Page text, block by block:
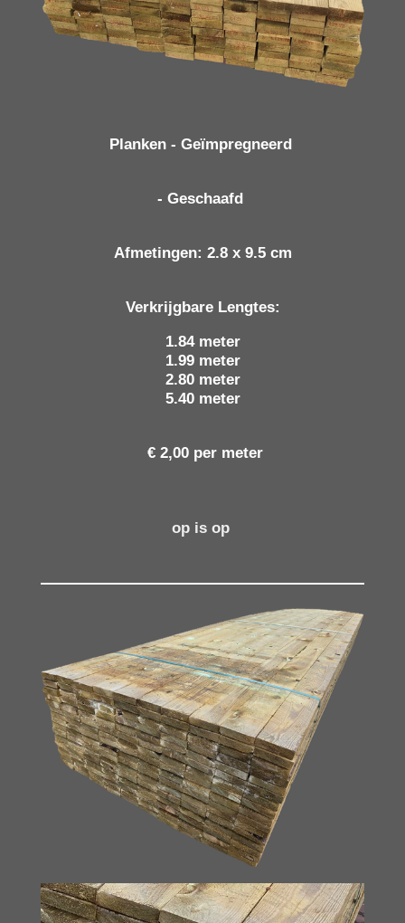
Planken - Geïmpregneerd
- Geschaafd
Afmetingen: 2.8 x 9.5 cm
Verkrijgbare Lengtes:
1.84 meter
1.99 meter
2.80 meter
5.40 meter
€ 2,00 per meter
op is op